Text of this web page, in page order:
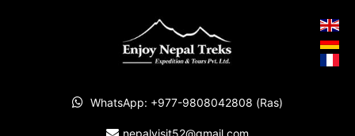
WhatsApp: +977-9808042808 (Ras)